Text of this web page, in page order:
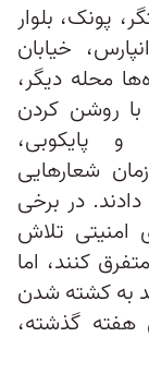
پونک، بلوار
خیابان
محله دیگر،
روشن کردن
شعارهایی
در برخی
امنیتی تلاش
کنند، اما
به کشته شدن
هفته گذشته،